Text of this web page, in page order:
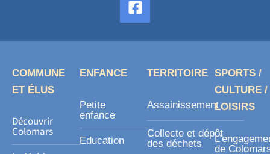
a
c
e
s
COMMUNE
ET ÉLUS
Découvrir
Colomars
ENFANCE
Petite
enfance
Education
TERRITOIRE
Assainissement
Collecte et dépôt
des déchets
SPORTS /
CULTURE /
LOISIRS
de